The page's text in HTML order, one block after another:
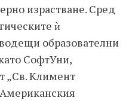
израстване. Сред
ѝ
образователни
СофтУни,
„Св. Климент